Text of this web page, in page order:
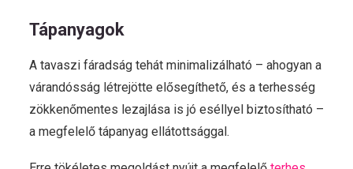
Tápanyagok
A tavaszi fáradság tehát minimalizálható – ahogyan a
várandósság létrejötte elősegíthető, és a terhesség
zökkenőmentes lezajlása is jó eséllyel biztosítható –
a megfelelő tápanyag ellátottsággal.